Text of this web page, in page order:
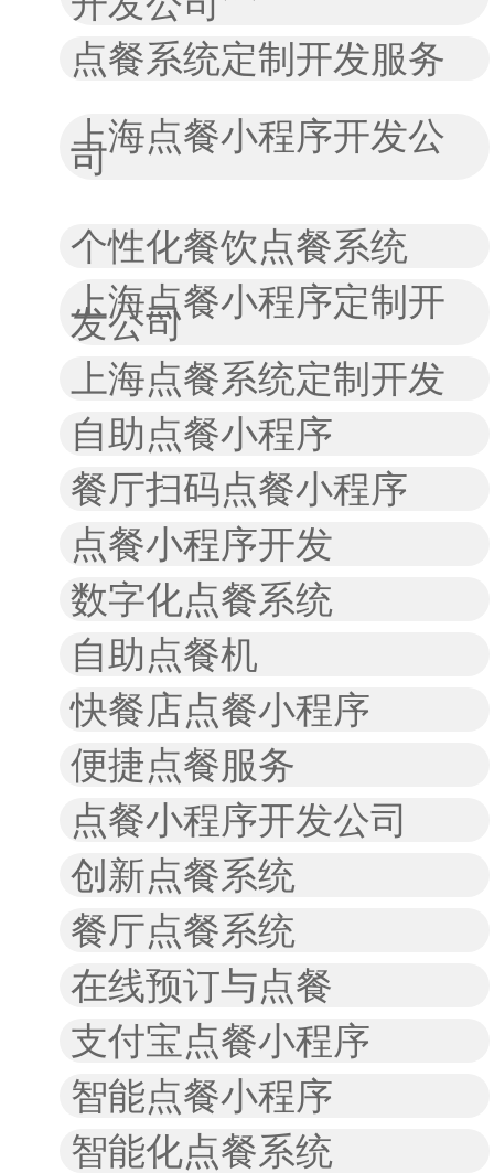
点餐系统定制开发服务
上海点餐小程序开发公
司
个性化餐饮点餐系统
上海点餐小程序定制开
发公司
上海点餐系统定制开发
自助点餐小程序
餐厅扫码点餐小程序
点餐小程序开发
数字化点餐系统
自助点餐机
快餐店点餐小程序
便捷点餐服务
点餐小程序开发公司
创新点餐系统
餐厅点餐系统
在线预订与点餐
支付宝点餐小程序
智能点餐小程序
智能化点餐系统